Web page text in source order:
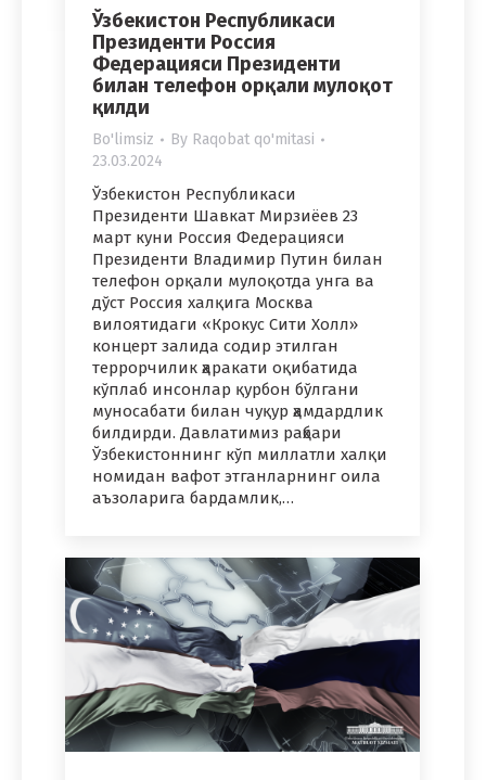
Ўзбекистон Республикаси
Президенти Россия
Федерацияси Президенти
билан телефон орқали мулоқот
қилди
Bo'limsiz By Raqobat qo'mitasi
23.03.2024
Ўзбекистон Республикаси
Президенти Шавкат Мирзиёев 23
март куни Россия Федерацияси
Президенти Владимир Путин билан
телефон орқали мулоқотда унга ва
дўст Россия халқига Москва
вилоятидаги «Крокус Сити Холл»
концерт залида содир этилган
террорчилик ҳаракати оқибатида
кўплаб инсонлар қурбон бўлгани
муносабати билан чуқур ҳамдардлик
билдирди. Давлатимиз раҳбари
Ўзбекистоннинг кўп миллатли халқи
номидан вафот этганларнинг оила
аъзоларига бардамлик,…